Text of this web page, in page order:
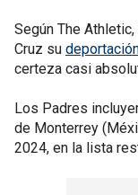
Según The
Cruz su
certeza casi
Los Padres
de Monterrey
2024, en la lista